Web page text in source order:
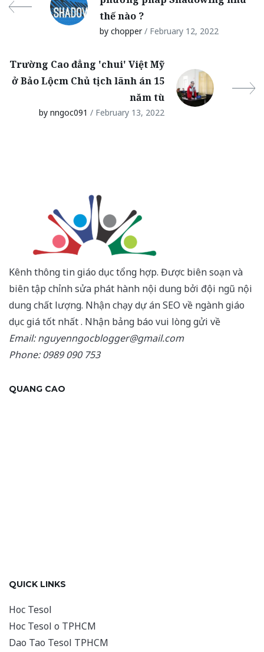
thế nào ?
by chopper/ February 12, 2022
Trường Cao đẳng 'chui' Việt Mỹ
ở Bảo Lộcm Chủ tịch lãnh án 15
năm tù
by nngoc091 / February 13, 2022
Kênh thông tin giáo dục tổng hợp. Được biên soạn và
biên tập chỉnh sửa phát hành nội dung bởi đội ngũ nội
dung chất lượng. Nhận chạy dự án SEO về ngành giáo
dục giá tốt nhất . Nhận bảng báo vui lòng gửi về
Email: nguyenngocblogger@gmail.com
Phone: 0989 090 753
QUANG CAO
QUICK LINKS
Hoc Tesol
Hoc Tesol o TPHCM
Dao Tao Tesol TPHCM